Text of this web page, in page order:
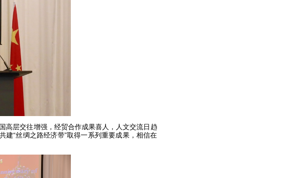
层交往增强，经贸合作成果喜人，人文交流日趋
建“丝绸之路经济带”取得一系列重要成果，相信在